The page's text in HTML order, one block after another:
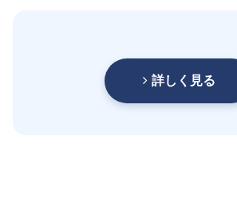
詳しく見る